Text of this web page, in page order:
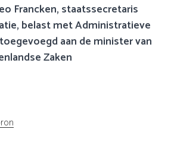
Francken, staatssecretaris
belast met Administratieve
aan de minister van
Zaken